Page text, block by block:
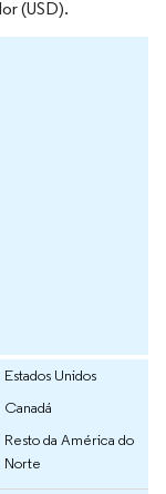
(USD).
Estados Unidos
Canadá
Resto da América do
Norte